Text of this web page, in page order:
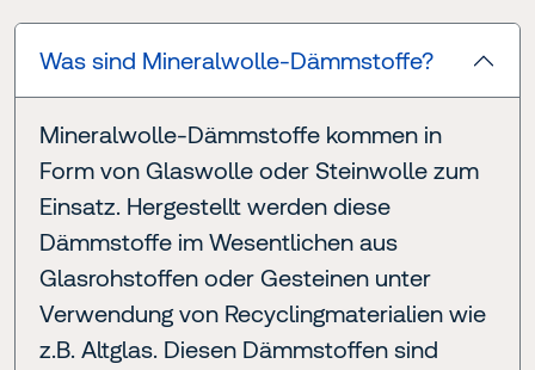
Was sind Mineralwolle-Dämmstoffe?
Mineralwolle-Dämmstoffe kommen in
Form von Glaswolle oder Steinwolle zum
Einsatz. Hergestellt werden diese
Dämmstoffe im Wesentlichen aus
Glasrohstoffen oder Gesteinen unter
Verwendung von Recyclingmaterialien wie
z.B. Altglas. Diesen Dämmstoffen sind